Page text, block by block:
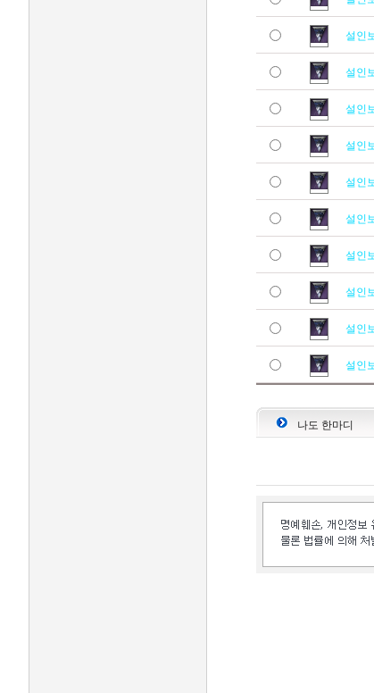
설인
설인
설인
설인
설인
설인
설인
설인
설인
설인
나도 한마디